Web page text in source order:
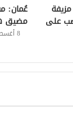
على
عُمان:
مضيق
8 أغسطس، 2026